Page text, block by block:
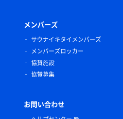
メンバーズ
サウナイキタイメンバーズ
メンバーズロッカー
協賛施設
協賛募集
お問い合わせ